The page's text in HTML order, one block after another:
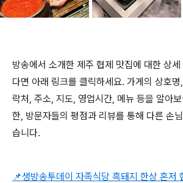
방송에서 소개한 제주 협제 맛집에 대한 상세
다면 아래 링크를 클릭하세요. 가게의 상호
락처, 주소, 지도, 영업시간, 메뉴 등을 알아
한, 방문자들의 평점과 리뷰를 통해 다른 손
습니다.
📌생방송투데이 자족식당 흑돼지 한상 혼저